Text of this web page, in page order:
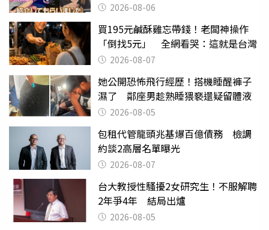
2026-08-06
買195元鹹酥雞忘帶錢！老闆神操作
「倒找5元」 全網看哭：這就是台灣
2026-08-07
她公開恐怖飛行經歷！搭機睡醒褲子
濕了 鄰座男趁熟睡猥褻還疑留體液
2026-08-05
包租代管龍頭兆基爆百億債務 檢調
約談2高層名單曝光
2026-08-07
台大教授性騷擾2女研究生！不服解聘
2年爭4年 結局出爐
2026-08-05